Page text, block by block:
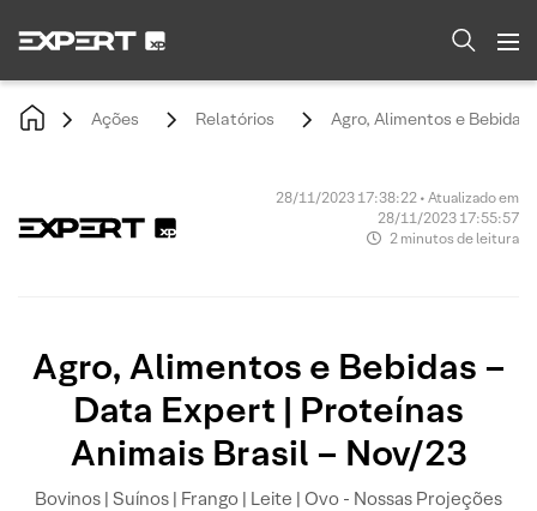
Ações Relatórios Agro, Alimentos e
28/11/2023 17:38:22 • Atualizado em
28/11/2023 17:55:57
2 minutos de leitura
Agro, Alimentos e Bebidas –
Data Expert | Proteínas
Animais Brasil – Nov/23
Bovinos | Suínos | Frango | Leite | Ovo - Nossas Projeções